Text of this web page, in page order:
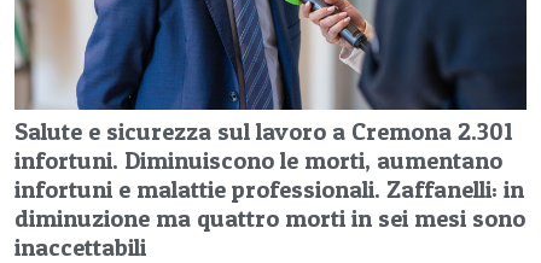
Salute e sicurezza sul lavoro a Cremona 2.301
infortuni. Diminuiscono le morti, aumentano
infortuni e malattie professionali. Zaffanelli: in
diminuzione ma quattro morti in sei mesi sono
inaccettabili